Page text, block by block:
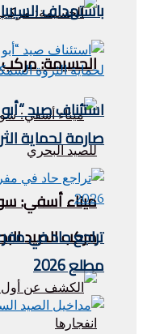
الحسيمة: مركب
ميناء أسفي:
مركب للصيد
باستهداف السيبيا
استئناف صيد
صارمة لحماية
تراجع حاد في
مطلع 2026